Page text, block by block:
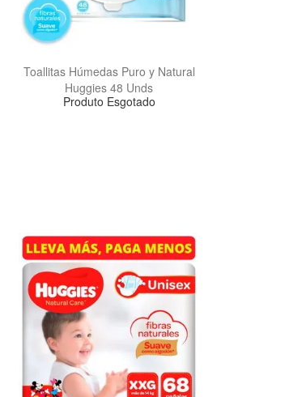
Toallitas Húmedas Puro y Natural
Huggies 48 Unds
Produto Esgotado